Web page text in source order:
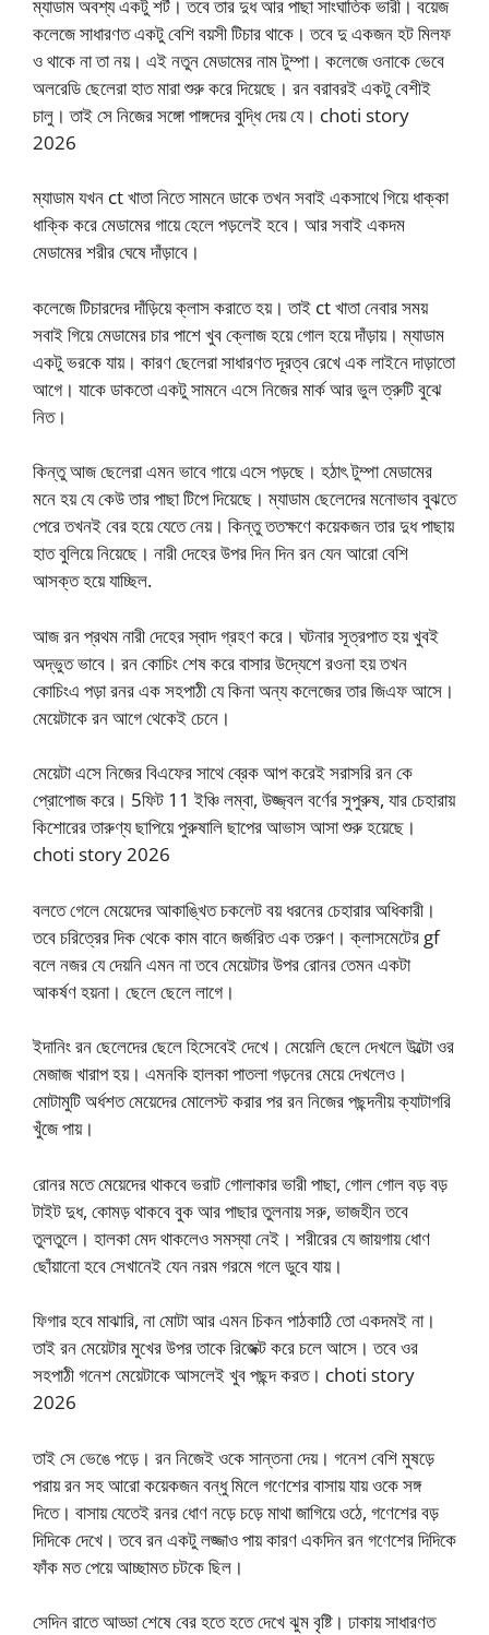
ম্যাডাম অবশ্য একটু শর্ট। তবে তার দুধ আর পাছা সাংঘাতিক ভারী। বয়েজ
কলেজে সাধারণত একটু বেশি বয়সী টিচার থাকে। তবে দু একজন হট মিলফ
ও থাকে না তা নয়। এই নতুন মেডামের নাম টুম্পা। কলেজে ওনাকে ভেবে
অলরেডি ছেলেরা হাত মারা শুরু করে দিয়েছে। রন বরাবরই একটু বেশীই
চালু। তাই সে নিজের সঙ্গো পাঙ্গদের বুদ্ধি দেয় যে। choti story
2026
ম্যাডাম যখন ct খাতা নিতে সামনে ডাকে তখন সবাই একসাথে গিয়ে ধাক্কা
ধাক্কি করে মেডামের গায়ে হেলে পড়লেই হবে। আর সবাই একদম
মেডামের শরীর ঘেষে দাঁড়াবে।
কলেজে টিচারদের দাঁড়িয়ে ক্লাস করাতে হয়। তাই ct খাতা নেবার সময়
সবাই গিয়ে মেডামের চার পাশে খুব ক্লোজ হয়ে গোল হয়ে দাঁড়ায়। ম্যাডাম
একটু ভরকে যায়। কারণ ছেলেরা সাধারণত দূরত্ব রেখে এক লাইনে দাড়াতো
আগে। যাকে ডাকতো একটু সামনে এসে নিজের মার্ক আর ভুল ত্রুটি বুঝে
নিত।
কিন্তু আজ ছেলেরা এমন ভাবে গায়ে এসে পড়ছে। হঠাৎ টুম্পা মেডামের
মনে হয় যে কেউ তার পাছা টিপে দিয়েছে। ম্যাডাম ছেলেদের মনোভাব বুঝতে
পেরে তখনই বের হয়ে যেতে নেয়। কিন্তু ততক্ষণে কয়েকজন তার দুধ পাছায়
হাত বুলিয়ে নিয়েছে। নারী দেহের উপর দিন দিন রন যেন আরো বেশি
আসক্ত হয়ে যাচ্ছিল.
আজ রন প্রথম নারী দেহের স্বাদ গ্রহণ করে। ঘটনার সূত্রপাত হয় খুবই
অদ্ভুত ভাবে। রন কোচিং শেষ করে বাসার উদ্যেশে রওনা হয় তখন
কোচিংএ পড়া রনর এক সহপাঠী যে কিনা অন্য কলেজের তার জিএফ আসে।
মেয়েটাকে রন আগে থেকেই চেনে।
মেয়েটা এসে নিজের বিএফের সাথে ব্রেক আপ করেই সরাসরি রন কে
প্রোপোজ করে। 5ফিট 11 ইঞ্চি লম্বা, উজ্জ্বল বর্ণের সুপুরুষ, যার চেহারায়
কিশোরের তারুণ্য ছাপিয়ে পুরুষালি ছাপের আভাস আসা শুরু হয়েছে।
choti story 2026
বলতে গেলে মেয়েদের আকাঙ্খিত চকলেট বয় ধরনের চেহারার অধিকারী।
তবে চরিত্রের দিক থেকে কাম বানে জর্জরিত এক তরুণ। ক্লাসমেটের gf
বলে নজর যে দেয়নি এমন না তবে মেয়েটার উপর রোনর তেমন একটা
আকর্ষণ হয়না। ছেলে ছেলে লাগে।
ইদানিং রন ছেলেদের ছেলে হিসেবেই দেখে। মেয়েলি ছেলে দেখলে উল্টো ওর
মেজাজ খারাপ হয়। এমনকি হালকা পাতলা গড়নের মেয়ে দেখলেও।
মোটামুটি অর্ধশত মেয়েদের মোলেস্ট করার পর রন নিজের পছন্দনীয় ক্যাটাগরি
খুঁজে পায়।
রোনর মতে মেয়েদের থাকবে ভরাট গোলাকার ভারী পাছা, গোল গোল বড় বড়
টাইট দুধ, কোমড় থাকবে বুক আর পাছার তুলনায় সরু, ভাজহীন তবে
তুলতুলে। হালকা মেদ থাকলেও সমস্যা নেই। শরীরের যে জায়গায় ধোণ
ছোঁয়ানো হবে সেখানেই যেন নরম গরমে গলে ডুবে যায়।
ফিগার হবে মাঝারি, না মোটা আর এমন চিকন পাঠকাঠি তো একদমই না।
তাই রন মেয়েটার মুখের উপর তাকে রিজেক্ট করে চলে আসে। তবে ওর
সহপাঠী গনেশ মেয়েটাকে আসলেই খুব পছন্দ করত। choti story
2026
তাই সে ভেঙে পড়ে। রন নিজেই ওকে সান্তনা দেয়। গনেশ বেশি মুষড়ে
পরায় রন সহ আরো কয়েকজন বন্ধু মিলে গণেশের বাসায় যায় ওকে সঙ্গ
দিতে। বাসায় যেতেই রনর ধোণ নড়ে চড়ে মাথা জাগিয়ে ওঠে, গণেশের বড়
দিদিকে দেখে। তবে রন একটু লজ্জাও পায় কারণ একদিন রন গণেশের দিদিকে
ফাঁক মত পেয়ে আচ্ছামত চটকে ছিল।
সেদিন রাতে আড্ডা শেষে বের হতে হতে দেখে ঝুম বৃষ্টি। ঢাকায় সাধারণত